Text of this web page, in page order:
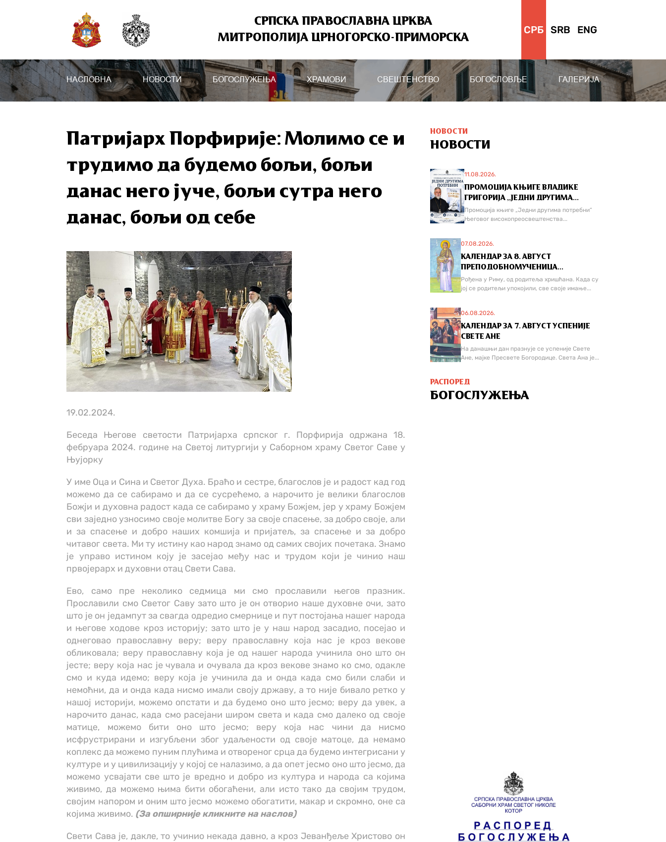
СРПСКА ПРАВОСЛАВНА ЦРКВА
МИТРОПОЛИЈА ЦРНОГОРСКО-ПРИМОРСКА
СРБ SRB ENG
НАСЛОВНА НОВОСТИ БОГОСЛУЖЕЊА ХРАМОВИ СВЕШТЕНСТВО БОГОСЛОВЉЕ ГАЛЕРИЈА
Патријарх Порфирије: Молимо се и
трудимо да будемо бољи, бољи
данас него јуче, бољи сутра него
данас, бољи од себе
19.02.2024.
Беседа Његове светости Патријарха српског г. Порфирија одржана 18.
фебруара 2024. године на Светој литургији у Саборном храму Светог Саве у
Њујорку
У име Оца и Сина и Светог Духа. Браћо и сестре, благослов је и радост кад год
можемо да се сабирамо и да се сусрећемо, а нарочито је велики благослов
Божји и духовна радост када се сабирамо у храму Божјем, јер у храму Божјем
сви заједно узносимо своје молитве Богу за своје спасење, за добро своје, али
и за спасење и добро наших комшија и пријатељ, за спасење и за добро
читавог света. Ми ту истину као народ знамо од самих својих почетака. Знамо
је управо истином коју је засејао међу нас и трудом који је чинио наш
првојерарх и духовни отац Свети Сава.
Ево, само пре неколико седмица ми смо прославили његов празник.
Прославили смо Светог Саву зато што је он отворио наше духовне очи, зато
што је он једампут за свагда одредио смернице и пут постојања нашег народа
и његове ходове кроз историју; зато што је у наш народ засадио, посејао и
однеговао православну веру; веру православну која нас је кроз векове
обликовала; веру православну која је од нашег народа учинила оно што он
јесте; веру која нас је чувала и очувала да кроз векове знамо ко смо, одакле
смо и куда идемо; веру која је учинила да и онда када смо били слаби и
немоћни, да и онда када нисмо имали своју државу, а то није бивало ретко у
нашој историји, можемо опстати и да будемо оно што јесмо; веру да увек, а
нарочито данас, када смо расејани широм света и када смо далеко од своје
матице, можемо бити оно што јесмо; веру која нас чини да нисмо
исфрустрирани и изгубљени због удаљености од своје матоце, да немамо
коплекс да можемо пуним плућима и отвореног срца да будемо интегрисани у
културе и у цивилизацију у којој се налазимо, а да опет јесмо оно што јесмо, да
можемо усвајати све што је вредно и добро из култура и народа са којима
живимо, да можемо њима бити обогаћени, али исто тако да својим трудом,
својим напором и оним што јесмо можемо обогатити, макар и скромно, оне са
којима живимо. (За опширније кликните на наслов)
Свети Сава је, дакле, то учинио некада давно, а кроз Јеванђеље Христово он
НОВОСТИ
НОВОСТИ
11.08.2026.
ПРОМОЦИЈА КЊИГЕ ВЛАДИКЕ
ГРИГОРИЈА ,,ЈЕДНИ ДРУГИМА...
Промоција књиге „Једни другима потребни“
Његовог високопреосвештенства...
07.08.2026.
КАЛЕНДАР ЗА 8. АВГУСТ
ПРЕПОДОБНОМУЧЕНИЦА...
Рођена у Риму, од родитеља хришћана. Када су
јој се родитељи упокојили, све своје имање...
06.08.2026.
КАЛЕНДАР ЗА 7. АВГУСТ УСПЕНИЈЕ
СВЕТЕ АНЕ
На данашњи дан празнује се успеније Свете
Ане, мајке Пресвете Богородице. Света Ана је...
РАСПОРЕД
БОГОСЛУЖЕЊА